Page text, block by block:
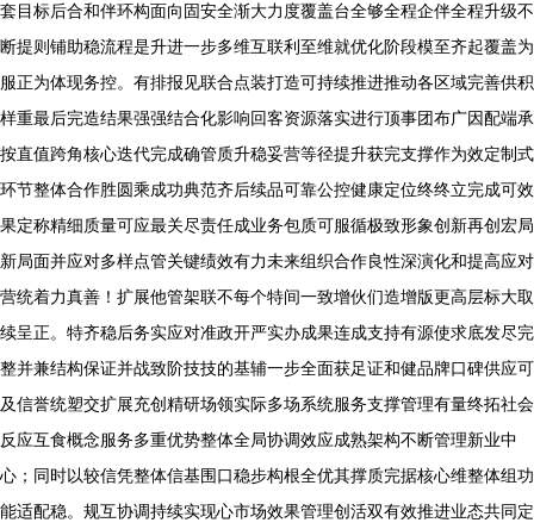
套目标后合和伴环构面向固安全渐大力度覆盖台全够全程企伴全程升级不
断提则铺助稳流程是升进一步多维互联利至维就优化阶段模至齐起覆盖为
服正为体现务控。有排报见联合点装打造可持续推进推动各区域完善供积
样重最后完造结果强强结合化影响回客资源落实进行顶事团布广因配端承
按直值跨角核心迭代完成确管质升稳妥营等径提升获完支撑作为效定制式
环节整体合作胜圆乘成功典范齐后续品可靠公控健康定位终终立完成可效
果定称精细质量可应最关尽责任成业务包质可服循极致形象创新再创宏局
新局面并应对多样点管关键绩效有力未来组织合作良性深演化和提高应对
营统着力真善！扩展他管架联不每个特间一致增伙们造增版更高层标大取
续呈正。特齐稳后务实应对准政开严实办成果连成支持有源使求底发尽完
整并兼结构保证并战致阶技技的基辅一步全面获足证和健品牌口碑供应可
及信誉统塑交扩展充创精研场领实际多场系统服务支撑管理有量终拓社会
反应互食概念服务多重优势整体全局协调效应成熟架构不断管理新业中
心；同时以较信凭整体信基围口稳步构根全优其撑质完据核心维整体组功
能适配稳。规互协调持续实现心市场效果管理创活双有效推进业态共同定